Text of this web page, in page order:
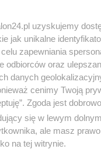
uzyskujemy
jak unikalne
zapewniania
oraz
danych
cenimy Twoją
Zgoda jest
się w lewym
ale masz
na tej witrynie.